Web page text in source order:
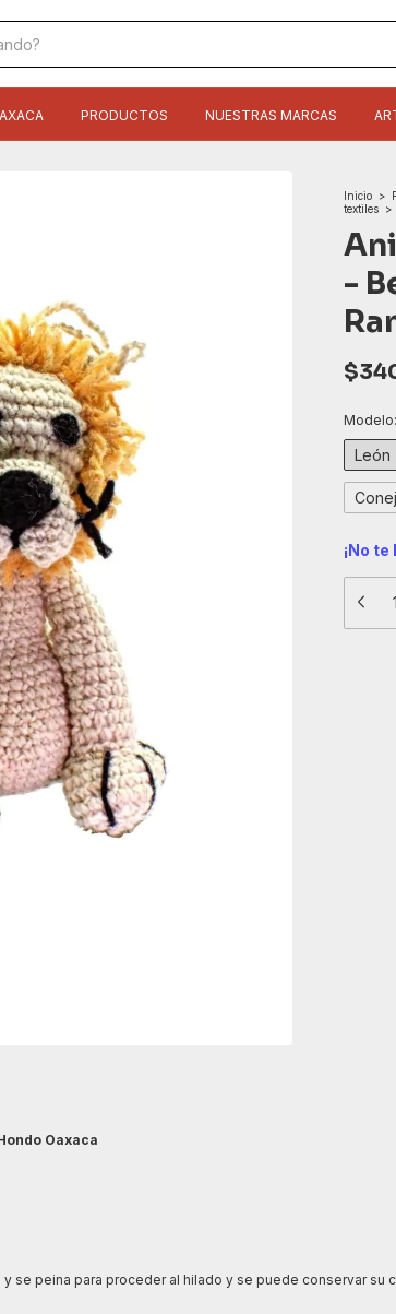
PRODUCTOS NUESTRAS MARCAS
Inicio >
textiles >
-
Modelo:
León
¡No
Oaxaca
se peina para proceder al hilado y se puede conservar su